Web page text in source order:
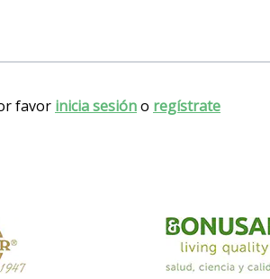
favor inicia sesióno regístrate